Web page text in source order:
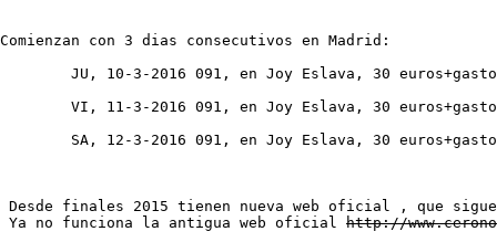
Comienzan con 3 dias consecutivos en Madrid:
JU, 10-3-2016 091, en Joy Eslava, 30
VI, 11-3-2016 091, en Joy Eslava, 30
SA, 12-3-2016 091, en Joy Eslava, 30
Desde finales 2015 tienen nueva web oficial , que
Ya no funciona la antigua web oficial http://